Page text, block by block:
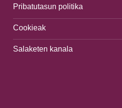
Pribatutasun politika
Cookieak
Salaketen kanala